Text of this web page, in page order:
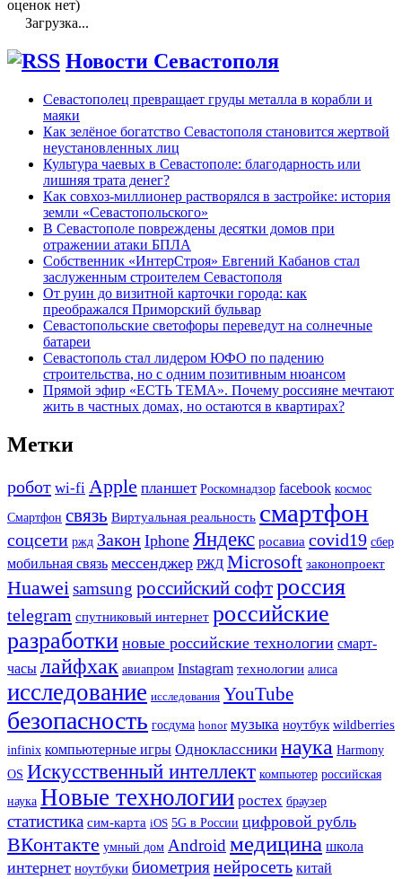
оценок нет)
Загрузка...
Новости Севастополя
Севастополец превращает груды металла в корабли и
маяки
Как зелёное богатство Севастополя становится жертвой
неустановленных лиц
Культура чаевых в Севастополе: благодарность или
лишняя трата денег?
Как совхоз-миллионер растворялся в застройке: история
земли «Севастопольского»
В Севастополе повреждены десятки домов при
отражении атаки БПЛА
Собственник «ИнтерСтроя» Евгений Кабанов стал
заслуженным строителем Севастополя
От руин до визитной карточки города: как
преображался Приморский бульвар
Севастопольские светофоры переведут на солнечные
батареи
Севастополь стал лидером ЮФО по падению
строительства, но с одним позитивным нюансом
Прямой эфир «ЕСТЬ ТЕМА». Почему россияне мечтают
жить в частных домах, но остаются в квартирах?
Метки
робот wi-fi Apple планшет Роскомнадзор facebook космос
Смартфон связь Виртуальная реальность смартфон
соцсети ржд Закон Iphone Яндекс росавиа covid19 сбер
мобильная связь мессенджер РЖД Microsoft законопроект
Huaweisamsung российский софтроссия
telegram спутниковый интернет российские
разработки новые российские технологии смарт-
часы лайфхак авиапром Instagram технологии алиса
исследование исследования YouTube
безопасность госдума honor музыка ноутбук wildberries
infinix компьютерные игры Одноклассники наука Harmony
OS Искусственный интеллект компьютер российская
наука Новые технологии ростех браузер
статистика сим-карта iOS 5G в России цифровой рубль
ВКонтакте умный дом Android медицина школа
интернет ноутбуки биометриянейросеть китай